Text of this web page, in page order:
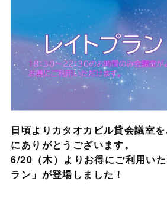
日頃よりカタオカビル貸会議室
にありがとうございます。
6/20（木）よりお得にご利用い
ラン」が登場しました！